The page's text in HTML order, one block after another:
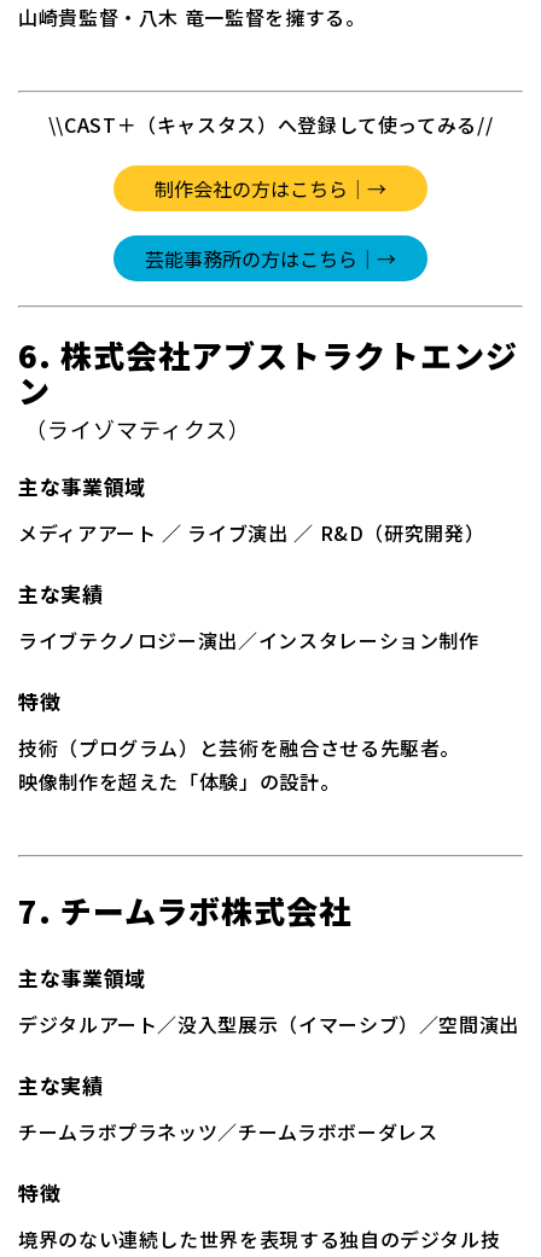
山崎貴監督・八木 竜一監督を擁する。
\\CAST＋（キャスタス）へ登録して使ってみる//
6. 株式会社アブストラクトエンジ
ン
（ライゾマティクス）
主な事業領域
メディアアート ／ ライブ演出 ／ R&D（研究開発）
主な実績
ライブテクノロジー演出／インスタレーション制作
特徴
技術（プログラム）と芸術を融合させる先駆者。
映像制作を超えた「体験」の設計。
7. チームラボ株式会社
主な事業領域
デジタルアート／没入型展示（イマーシブ）／空間演出
主な実績
チームラボプラネッツ／チームラボボーダレス
特徴
境界のない連続した世界を表現する独自のデジタル技